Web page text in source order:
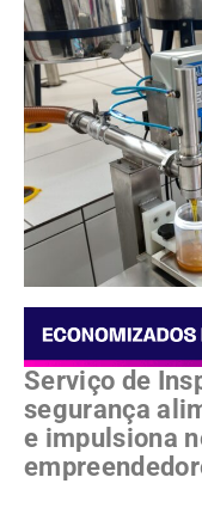
Serviço de
segurança
e impulsiona